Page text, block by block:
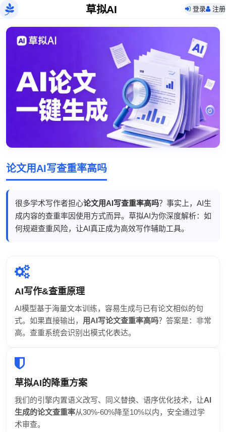
草拟AI 登录 注册
论文用AI写查重率高吗
很多学术写作者担心论文用AI写查重率高吗？事实上，AI生
成内容的查重率因使用方式而异。草拟AI为你深度解析：如
何规避查重风险，让AI真正成为高效写作辅助工具。
AI写作&查重原理
AI模型基于海量文本训练，容易生成与已有论文相似的句
式。如果直接输出， 用AI写论文查重率高吗？答案是：非常
高。查重系统会识别出模式化表达。
草拟AI的降重方案
我们的引擎内置语义改写、同义替换、语序优化技术，让AI
生成的论文查重率从30%-60%降至10%以内，安全通过学
术审查。